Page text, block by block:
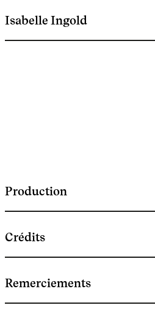
Isabelle Ingold
Production
Crédits
Remerciements